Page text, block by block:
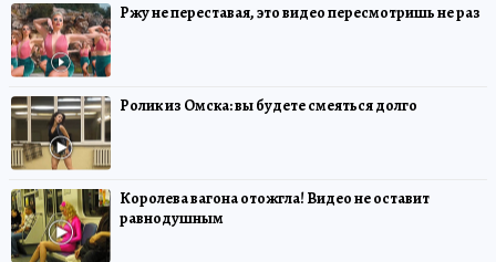
Ржу не переставая, это видео пересмотришь не раз
Ролик из Омска: вы будете смеяться долго
Королева вагона отожгла! Видео не оставит
равнодушным